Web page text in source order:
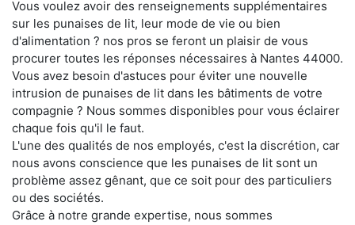
Vous voulez avoir des renseignements supplémentaires
sur les punaises de lit, leur mode de vie ou bien
d'alimentation ? nos pros se feront un plaisir de vous
procurer toutes les réponses nécessaires à Nantes 44000.
Vous avez besoin d'astuces pour éviter une nouvelle
intrusion de punaises de lit dans les bâtiments de votre
compagnie ? Nous sommes disponibles pour vous éclairer
chaque fois qu'il le faut.
L'une des qualités de nos employés, c'est la discrétion, car
nous avons conscience que les punaises de lit sont un
problème assez gênant, que ce soit pour des particuliers
ou des sociétés.
Grâce à notre grande expertise, nous sommes